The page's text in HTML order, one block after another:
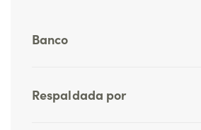
Banco
Respaldada por